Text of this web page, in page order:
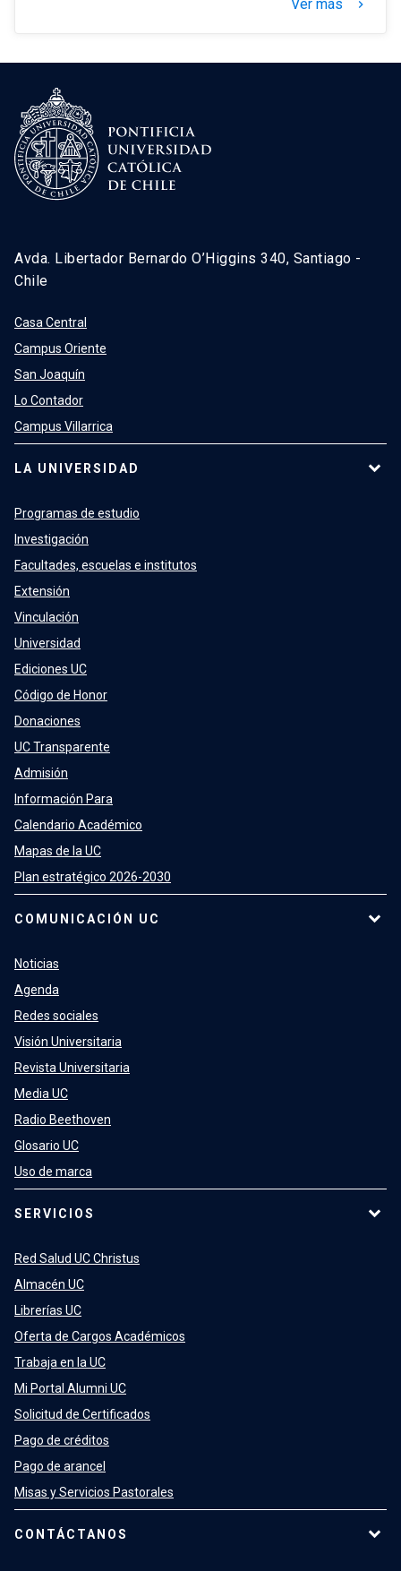
Ver más keyboard_arrow_right
Avda. Libertador Bernardo O’Higgins 340, Santiago -
Chile
Casa Central
Campus Oriente
San Joaquín
Lo Contador
Campus Villarrica
LA UNIVERSIDAD
Programas de estudio
Investigación
Facultades, escuelas e institutos
Extensión
Vinculación
Universidad
Ediciones UC
Código de Honor
Donaciones
UC Transparente
Admisión
Información Para
Calendario Académico
Mapas de la UC
Plan estratégico 2026-2030
COMUNICACIÓN UC
Noticias
Agenda
Redes sociales
Visión Universitaria
Revista Universitaria
Media UC
Radio Beethoven
Glosario UC
Uso de marca
SERVICIOS
Red Salud UC Christus
Almacén UC
Librerías UC
Oferta de Cargos Académicos
Trabaja en la UC
Mi Portal Alumni UC
Solicitud de Certificados
Pago de créditos
Pago de arancel
Misas y Servicios Pastorales
CONTÁCTANOS